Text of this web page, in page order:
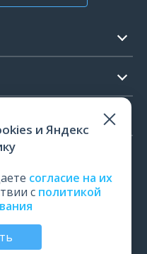
Иваново,
и Яндекс
согласие на их
с политикой